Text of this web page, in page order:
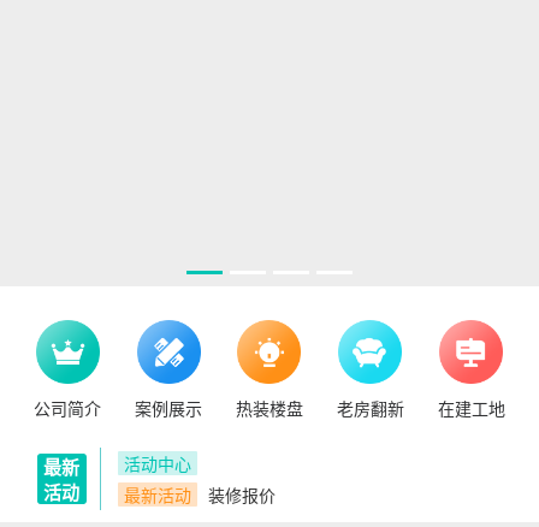
公司简介 案例展示 热装楼盘 老房翻新 在建工地
最新
活动
活动中心
最新活动
装修报价